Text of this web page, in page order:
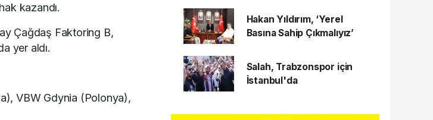
kazandı.
Çağdaş Faktoring B,
yer aldı.
VBW Gdynia (Polonya),
Hakan Yıldırım, ‘Yerel
Basına Sahip Çıkmalıyız’
Salah, Trabzonspor için
İstanbul'da